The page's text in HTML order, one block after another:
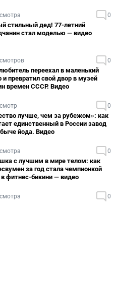
0
стильный дед! 77-летний
стал моделью — видео
0
переехал в маленький
и превратил свой двор в музей
времен СССР. Видео
0
лучше, чем за рубежом»: как
единственный в России завод
йода. Видео
0
с лучшим в мире телом: как
за год стала чемпионкой
фитнес-бикини — видео
0